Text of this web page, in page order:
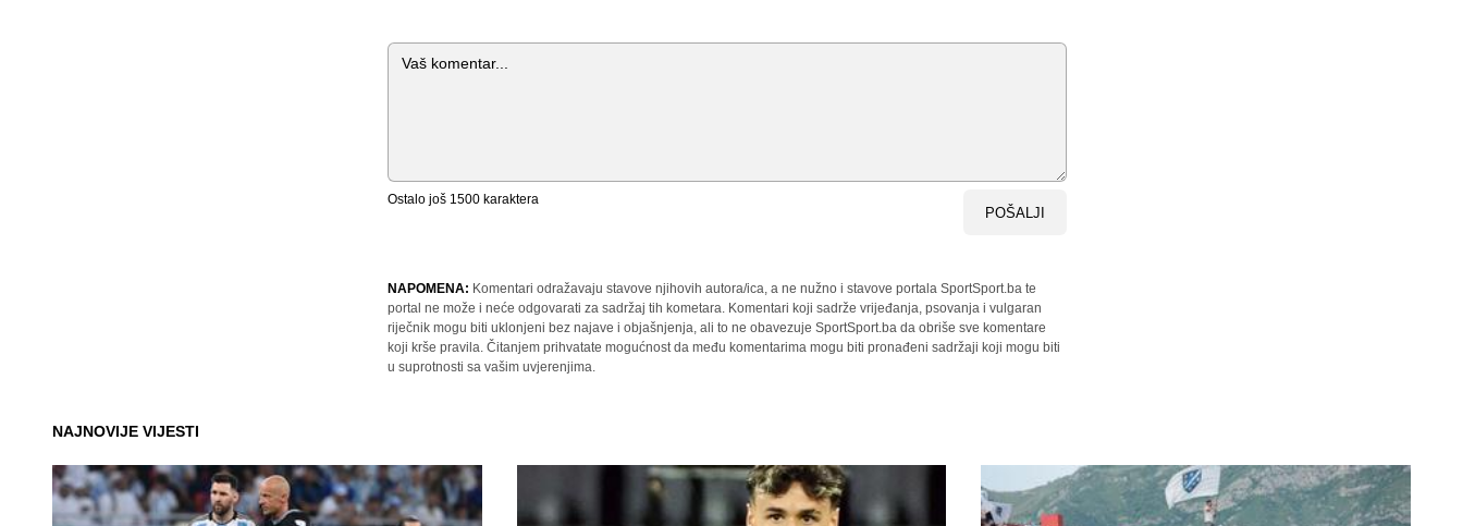
Komentar
Ostalo još 1500 karaktera
POŠALJI
NAPOMENA: Komentari odražavaju stavove njihovih autora/ica, a ne nužno i stavove portala SportSport.ba te
portal ne može i neće odgovarati za sadržaj tih kometara. Komentari koji sadrže vrijeđanja, psovanja i vulgaran
riječnik mogu biti uklonjeni bez najave i objašnjenja, ali to ne obavezuje SportSport.ba da obriše sve komentare
koji krše pravila. Čitanjem prihvatate mogućnost da među komentarima mogu biti pronađeni sadržaji koji mogu biti
u suprotnosti sa vašim uvjerenjima.
NAJNOVIJE VIJESTI